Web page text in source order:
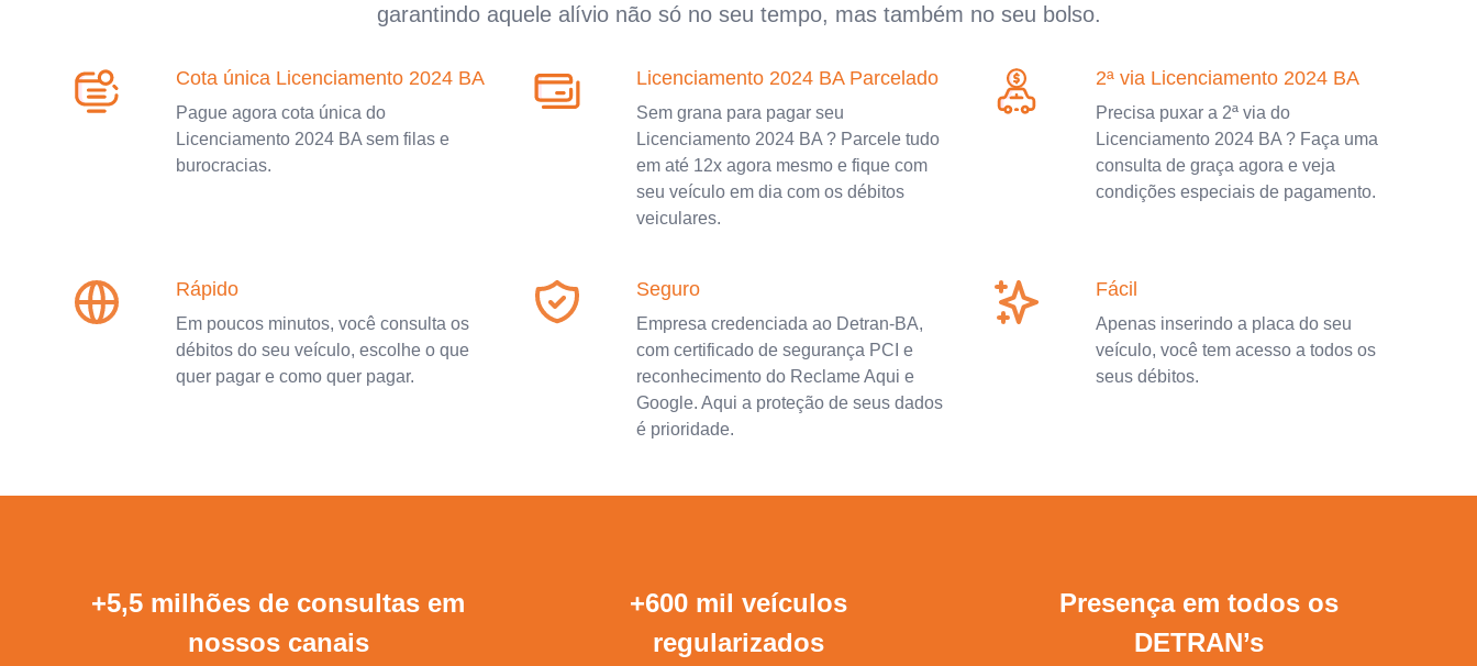
garantindo aquele alívio não só no seu tempo, mas também no seu bolso.
Cota única Licenciamento 2024 BA
Pague agora cota única do
Licenciamento 2024 BA sem filas e
burocracias.
Licenciamento 2024 BA Parcelado
Sem grana para pagar seu
Licenciamento 2024 BA ? Parcele tudo
em até 12x agora mesmo e fique com
seu veículo em dia com os débitos
veiculares.
2ª via Licenciamento 2024 BA
Precisa puxar a 2ª via do
Licenciamento 2024 BA ? Faça uma
consulta de graça agora e veja
condições especiais de pagamento.
Rápido
Em poucos minutos, você consulta os
débitos do seu veículo, escolhe o que
quer pagar e como quer pagar.
Seguro
Empresa credenciada ao Detran-BA,
com certificado de segurança PCI e
reconhecimento do Reclame Aqui e
Google. Aqui a proteção de seus dados
é prioridade.
Fácil
Apenas inserindo a placa do seu
veículo, você tem acesso a todos os
seus débitos.
+5,5 milhões de consultas em
nossos canais
+600 mil veículos
regularizados
Presença em todos os
DETRAN’s